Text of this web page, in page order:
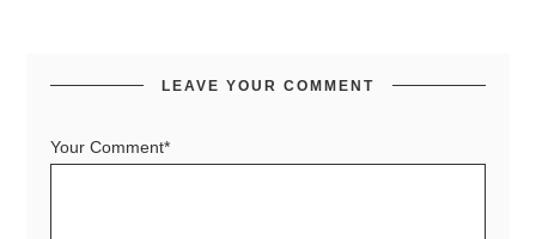
LEAVE YOUR COMMENT
Your Comment*